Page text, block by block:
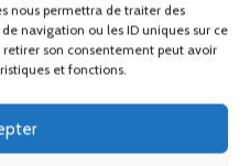
nous permettra de traiter des
navigation ou les ID uniques sur ce
son consentement peut avoir
et fonctions.
France Métropolitaine (Hors